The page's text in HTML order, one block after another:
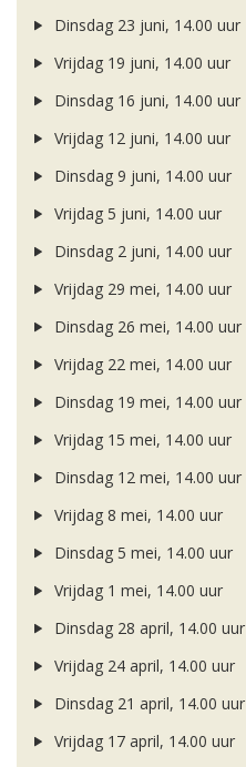
Dinsdag 23 juni, 14.00 uur
Vrijdag 19 juni, 14.00 uur
Dinsdag 16 juni, 14.00 uur
Vrijdag 12 juni, 14.00 uur
Dinsdag 9 juni, 14.00 uur
Vrijdag 5 juni, 14.00 uur
Dinsdag 2 juni, 14.00 uur
Vrijdag 29 mei, 14.00 uur
Dinsdag 26 mei, 14.00 uur
Vrijdag 22 mei, 14.00 uur
Dinsdag 19 mei, 14.00 uur
Vrijdag 15 mei, 14.00 uur
Dinsdag 12 mei, 14.00 uur
Vrijdag 8 mei, 14.00 uur
Dinsdag 5 mei, 14.00 uur
Vrijdag 1 mei, 14.00 uur
Dinsdag 28 april, 14.00 uur
Vrijdag 24 april, 14.00 uur
Dinsdag 21 april, 14.00 uur
Vrijdag 17 april, 14.00 uur